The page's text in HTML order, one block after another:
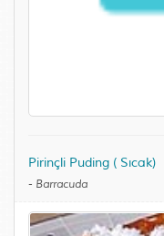
Pirinçli Puding ( Sıcak)
- Barracuda